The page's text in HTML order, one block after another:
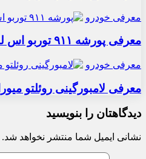
معرفی خودرو
معرفی پورشه ۹۱۱ توربو اس لند داون آندر: رنگ‌آمیزی اختصاصی
معرفی خودرو
معرفی لامبورگینی روئلتو میورا ۶۰ هومج ۲۰۲۶: پرچم‌دار هیبریدی
دیدگاهتان را بنویسید
نشانی ایمیل شما منتشر نخواهد شد.